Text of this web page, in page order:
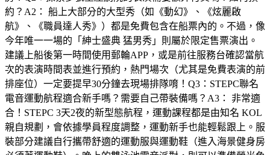
約？A2： 船上大部分的大型秀（如《動幻》、《炫麗啟
航》、《職員達人秀》）都是免費包含在船票內的。不過，像
今年唯一一場的「紳士盛典 猛男秀」則屬於限定售票演出。
建議上船後第一時間使用郵輪APP，或是前往服務台確認當航
次的表演時間表並進行預約，熱門場次（尤其是免費表演的前
排座位）一定要提早30分鐘去現場排隊唷！Q3：STEPC聯名
電音運動航程適合新手嗎？需要自己帶裝備嗎？A3： 非常適
合！STEPC 3天2夜的新型態航程，運動課程都是由知名 KOL
親自規劃，會依據學員程度調整，運動新手也能輕鬆跟上。服
裝部分建議自行攜帶舒適的運動服與運動鞋（進入海景健身房